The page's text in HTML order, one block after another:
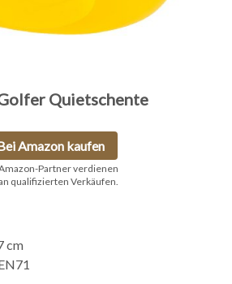
Quietschente
Amazon kaufen
Partner verdienen
qualifizierten Verkäufen.
cm